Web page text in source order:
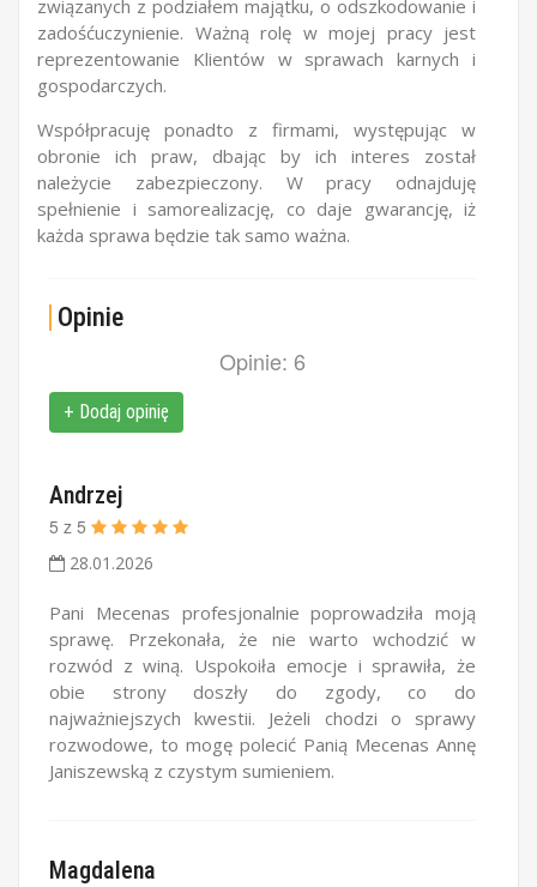
związanych z podziałem majątku, o odszkodowanie i
zadośćuczynienie. Ważną rolę w mojej pracy jest
reprezentowanie Klientów w sprawach karnych i
gospodarczych.
Współpracuję ponadto z firmami, występując w
obronie ich praw, dbając by ich interes został
należycie zabezpieczony. W pracy odnajduję
spełnienie i samorealizację, co daje gwarancję, iż
każda sprawa będzie tak samo ważna.
Opinie
Opinie: 6
+ Dodaj opinię
Andrzej
5 z 5
28.01.2026
Pani Mecenas profesjonalnie poprowadziła moją
sprawę. Przekonała, że nie warto wchodzić w
rozwód z winą. Uspokoiła emocje i sprawiła, że
obie strony doszły do zgody, co do
najważniejszych kwestii. Jeżeli chodzi o sprawy
rozwodowe, to mogę polecić Panią Mecenas Annę
Janiszewską z czystym sumieniem.
Magdalena